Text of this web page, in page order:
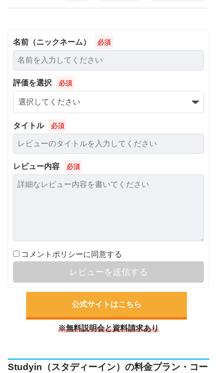
名前（ニックネーム） 必須
評価を選択 必須
タイトル 必須
レビュー内容 必須
コメントポリシーに同意する
レビューを送信する
公式サイトはこちら
※無料説明会と資料請求あり
Studyin（スタディーイン）の料金プラン・コー